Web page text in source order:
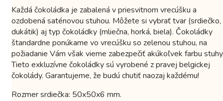
Každá čokoládka je zabalená v priesvitnom vrecúšku a
ozdobená saténovou stuhou. Môžete si vybrať tvar (srdiečko,
dukátik) aj typ čokoládky (mliečna, horká, biela). Čokoládky
štandardne ponúkame vo vrecúšku so zelenou stuhou, na
požiadanie Vám však vieme zabezpečiť akúkoľvek farbu
Tieto exkluzívne čokoládky sú vyrobené z pravej belgickej
čokolády. Garantujeme, že budú chutiť naozaj každému!
Rozmer srdiečka: 50x50x6 mm.